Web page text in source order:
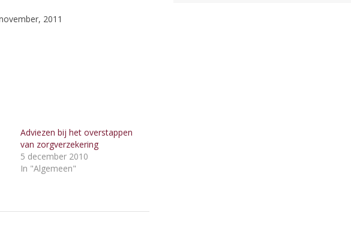
2011
Adviezen bij het overstappen
van zorgverzekering
5 december 2010
In "Algemeen"